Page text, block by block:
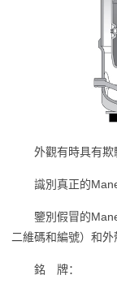
外觀有時具有
識別真正的
鑒別假冒的
二維碼和編號）和外
銘 牌：